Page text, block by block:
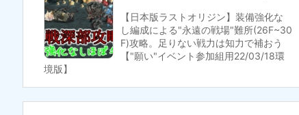
【日本版ラストオリジン】装備強化な
し編成による"永遠の戦場"難所(26F~30
F)攻略。足りない戦力は知力で補おう
【"願い"イベント参加組用22/03/18環
境版】